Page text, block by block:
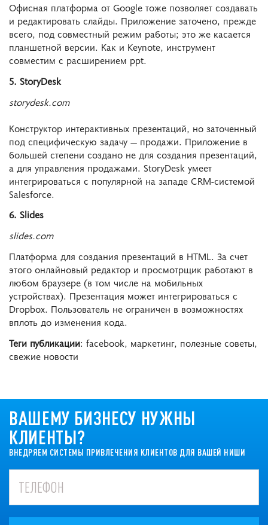
Офисная платформа от Google тоже позволяет создавать
и редактировать слайды. Приложение заточено, прежде
всего, под совместный режим работы; это же касается
планшетной версии. Как и Keynote, инструмент
совместим с расширением ppt.
5. StoryDesk
storydesk.com
Конструктор интерактивных презентаций, но заточенный
под специфическую задачу — продажи. Приложение в
большей степени создано не для создания презентаций,
а для управления продажами. StoryDesk умеет
интегрироваться с популярной на западе CRM-системой
Salesforce.
6. Slides
slides.com
Платформа для создания презентаций в HTML. За счет
этого онлайновый редактор и просмотрщик работают в
любом браузере (в том числе на мобильных
устройствах). Презентация может интегрироваться с
Dropbox. Пользователь не ограничен в возможностях
вплоть до изменения кода.
Теги публикации: facebook, маркетинг, полезные советы,
свежие новости
ВАШЕМУ БИЗНЕСУ НУЖНЫ
КЛИЕНТЫ?
ВНЕДРЯЕМ СИСТЕМЫ ПРИВЛЕЧЕНИЯ КЛИЕНТОВ ДЛЯ ВАШЕЙ НИШИ